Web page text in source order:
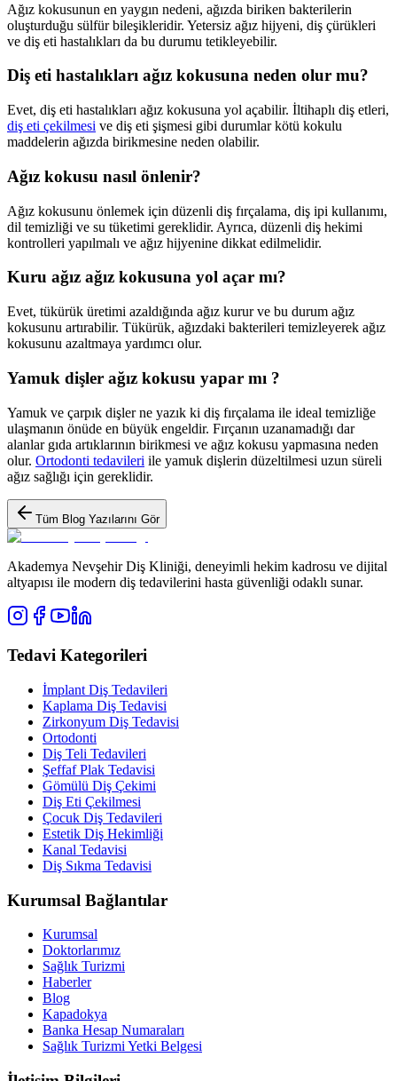
Ağız kokusunun en yaygın nedeni, ağızda biriken bakterilerin
oluşturduğu sülfür bileşikleridir. Yetersiz ağız hijyeni, diş çürükleri
ve diş eti hastalıkları da bu durumu tetikleyebilir.
Diş eti hastalıkları ağız kokusuna neden olur mu?
Evet, diş eti hastalıkları ağız kokusuna yol açabilir. İltihaplı diş etleri,
diş eti çekilmesi ve diş eti şişmesi gibi durumlar kötü kokulu
maddelerin ağızda birikmesine neden olabilir.
Ağız kokusu nasıl önlenir?
Ağız kokusunu önlemek için düzenli diş fırçalama, diş ipi kullanımı,
dil temizliği ve su tüketimi gereklidir. Ayrıca, düzenli diş hekimi
kontrolleri yapılmalı ve ağız hijyenine dikkat edilmelidir.
Kuru ağız ağız kokusuna yol açar mı?
Evet, tükürük üretimi azaldığında ağız kurur ve bu durum ağız
kokusunu artırabilir. Tükürük, ağızdaki bakterileri temizleyerek ağız
kokusunu azaltmaya yardımcı olur.
Yamuk dişler ağız kokusu yapar mı ?
Yamuk ve çarpık dişler ne yazık ki diş fırçalama ile ideal temizliğe
ulaşmanın önüde en büyük engeldir. Fırçanın uzanamadığı dar
alanlar gıda artıklarının birikmesi ve ağız kokusu yapmasına neden
olur. Ortodonti tedavileri ile yamuk dişlerin düzeltilmesi uzun süreli
ağız sağlığı için gereklidir.
Tüm Blog Yazılarını Gör
Akademya Nevşehir Diş Kliniği, deneyimli hekim kadrosu ve dijital
altyapısı ile modern diş tedavilerini hasta güvenliği odaklı sunar.
Tedavi Kategorileri
İmplant Diş Tedavileri
Kaplama Diş Tedavisi
Zirkonyum Diş Tedavisi
Ortodonti
Diş Teli Tedavileri
Şeffaf Plak Tedavisi
Gömülü Diş Çekimi
Diş Eti Çekilmesi
Çocuk Diş Tedavileri
Estetik Diş Hekimliği
Kanal Tedavisi
Diş Sıkma Tedavisi
Kurumsal Bağlantılar
Kurumsal
Doktorlarımız
Sağlık Turizmi
Haberler
Blog
Kapadokya
Banka Hesap Numaraları
Sağlık Turizmi Yetki Belgesi